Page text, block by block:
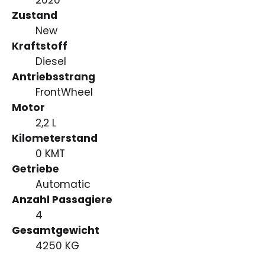
Zustand
New
Kraftstoff
Diesel
Antriebsstrang
FrontWheel
Motor
2,2 L
Kilometerstand
0 KMT
Getriebe
Automatic
Anzahl Passagiere
4
Gesamtgewicht
4250 KG